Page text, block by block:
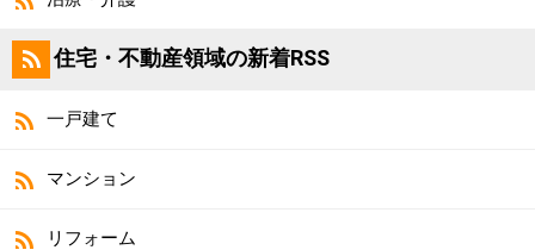
住宅・不動産領域の新着RSS
一戸建て
マンション
リフォーム